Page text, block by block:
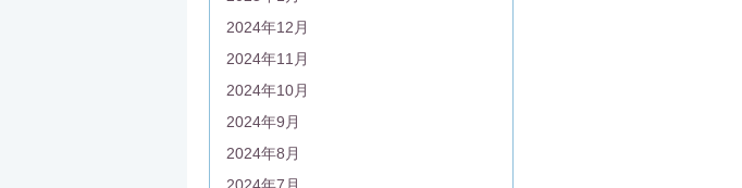
2024年12月
2024年11月
2024年10月
2024年9月
2024年8月
2024年7月